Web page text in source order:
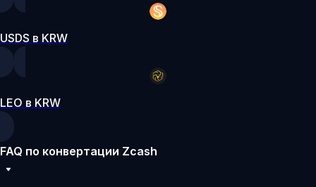
USDS в KRW
LEO в KRW
FAQ по конвертации Zcash